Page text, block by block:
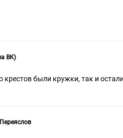
ВК)
были кружки, так и